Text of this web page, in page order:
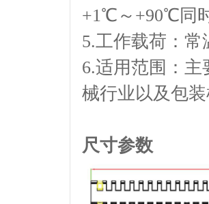
+1℃～+90℃同
5.工作载荷：常
6.适用范围：
械行业以及包
尺寸参数